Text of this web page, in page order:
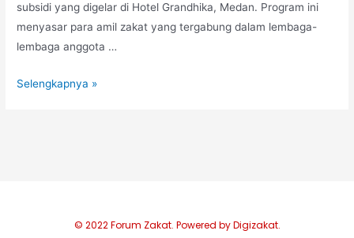
subsidi yang digelar di Hotel Grandhika, Medan. Program ini
menyasar para amil zakat yang tergabung dalam lembaga-
lembaga anggota …
Selengkapnya »
© 2022 Forum Zakat. Powered by Digizakat.